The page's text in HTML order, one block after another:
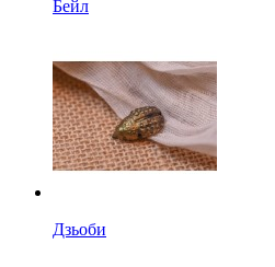
Бейл
Дзьоби